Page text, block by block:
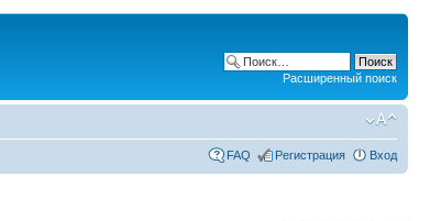
Расширенный поиск
FAQ Регистрация Вход